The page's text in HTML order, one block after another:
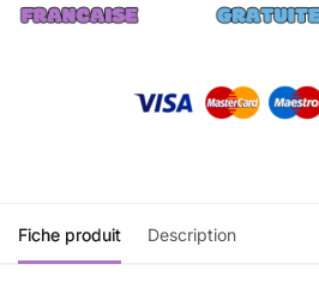
Fiche produit Description